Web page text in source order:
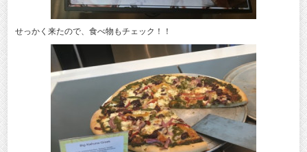
せっかく来たので、食べ物もチェック！！